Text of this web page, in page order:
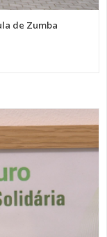
de Zumba